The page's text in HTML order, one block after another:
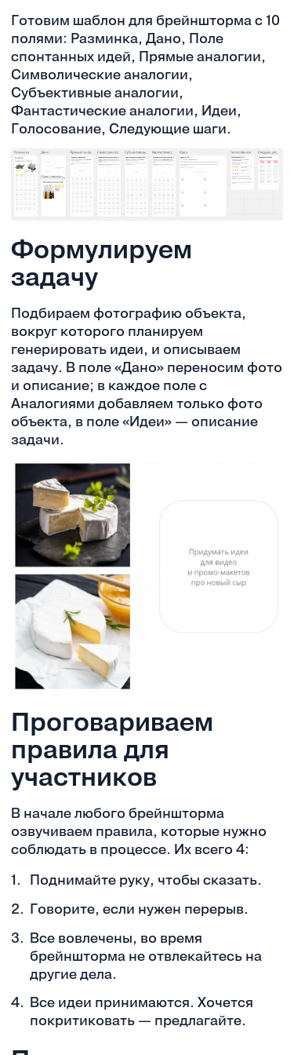
Готовим шаблон для брейншторма с 10
полями: Разминка, Дано, Поле
спонтанных идей, Прямые аналогии,
Символические аналогии,
Субъективные аналогии,
Фантастические аналогии, Идеи,
Голосование, Следующие шаги.
Формулируем
задачу
Подбираем фотографию объекта,
вокруг которого планируем
генерировать идеи, и описываем
задачу. В поле «Дано» переносим фото
и описание; в каждое поле с
Аналогиями добавляем только фото
объекта, в поле «Идеи» — описание
задачи.
Проговариваем
правила для
участников
В начале любого брейншторма
озвучиваем правила, которые нужно
соблюдать в процессе. Их всего 4:
Поднимайте руку, чтобы сказать.
Говорите, если нужен перерыв.
Все вовлечены, во время
брейншторма не отвлекайтесь на
другие дела.
Все идеи принимаются. Хочется
покритиковать — предлагайте.